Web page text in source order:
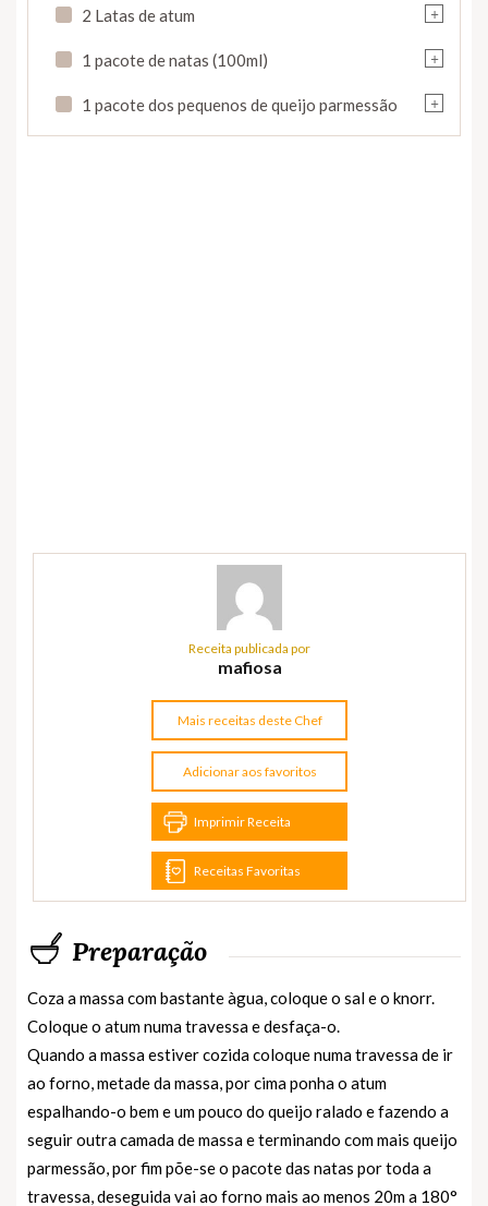
+
2 Latas de atum
+
1 pacote de natas (100ml)
+
1 pacote dos pequenos de queijo parmessão
Receita publicada por
mafiosa
Mais receitas deste Chef
Adicionar aos favoritos
Imprimir Receita
Receitas Favoritas
Preparação
Coza a massa com bastante àgua, coloque o sal e o knorr.
Coloque o atum numa travessa e desfaça-o.
Quando a massa estiver cozida coloque numa travessa de ir
ao forno, metade da massa, por cima ponha o atum
espalhando-o bem e um pouco do queijo ralado e fazendo a
seguir outra camada de massa e terminando com mais queijo
parmessão, por fim põe-se o pacote das natas por toda a
travessa, deseguida vai ao forno mais ao menos 20m a 180°